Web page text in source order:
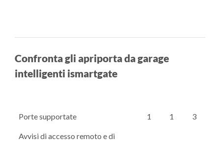
Confronta gli apriporta da garage
intelligenti ismartgate
Porte supportate 1 1 3
Avvisi di accesso remoto e di